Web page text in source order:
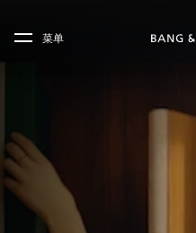
Skip to main footer
菜单